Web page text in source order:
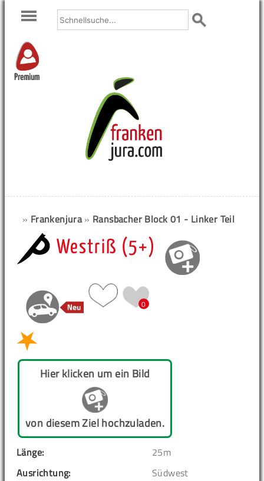
Premium
» Frankenjura» Ransbacher Block 01 - Linker Teil
Westriß (5+)
0
Hier klicken um ein Bild
von diesem Ziel hochzuladen.
Länge:
25m
Ausrichtung:
Südwest